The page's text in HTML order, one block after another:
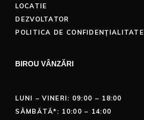
LOCATIE
DEZVOLTATOR
POLITICA DE CONFIDENȚIALITATE
BIROU VÂNZĂRI
LUNI – VINERI: 09:00 – 18:00
SÂMBĂTĂ*: 10:00 – 14:00